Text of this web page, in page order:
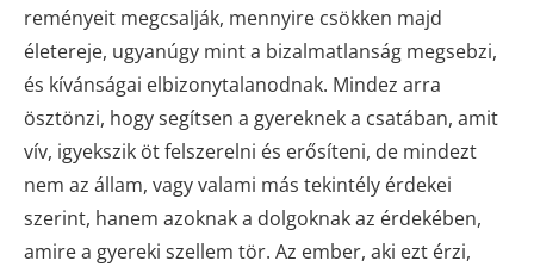
reményeit megcsalják, mennyire csökken majd
életereje, ugyanúgy mint a bizalmatlanság megsebzi,
és kívánságai elbizonytalanodnak. Mindez arra
ösztönzi, hogy segítsen a gyereknek a csatában, amit
vív, igyekszik öt felszerelni és erősíteni, de mindezt
nem az állam, vagy valami más tekintély érdekei
szerint, hanem azoknak a dolgoknak az érdekében,
amire a gyereki szellem tör. Az ember, aki ezt érzi,